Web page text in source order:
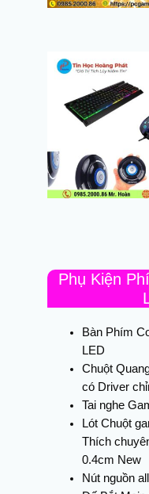
Phụ Kiện
Bàn Phím
LED
Chuột
có Driver
Tai nghe
Lót Chuột
Thích
0.4cm New
Nút nguồn